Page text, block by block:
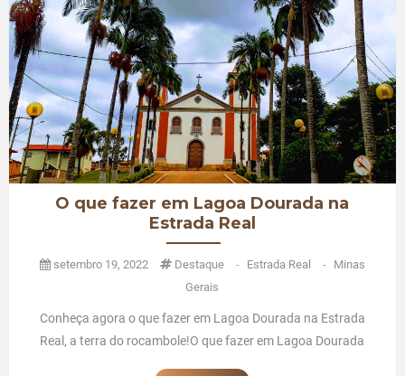
O que fazer em Lagoa Dourada na
Estrada Real
setembro 19, 2022 Destaque - Estrada Real - Minas
Gerais
Conheça agora o que fazer em Lagoa Dourada na Estrada
Real, a terra do rocambole!O que fazer em Lagoa Dourada